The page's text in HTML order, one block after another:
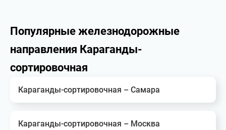
Популярные железнодорожные
направления Караганды-
сортировочная
Караганды-сортировочная – Самара
Караганды-сортировочная – Москва